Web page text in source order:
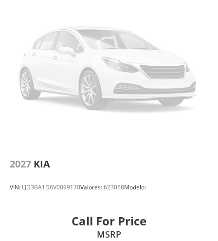
2027 KIA
VIN: LJD3BA1D6V0099170Valores:623068Modelo:
Call For Price
MSRP